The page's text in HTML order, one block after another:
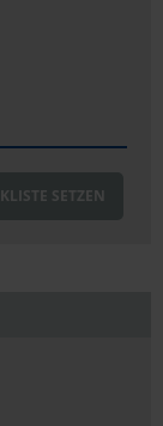
SETZEN